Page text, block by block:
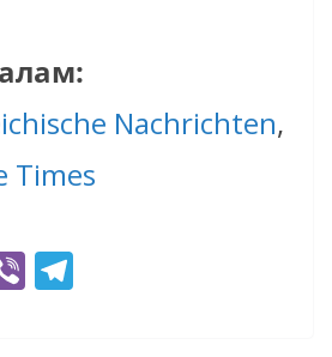
Nachrichten,
Times
Vi